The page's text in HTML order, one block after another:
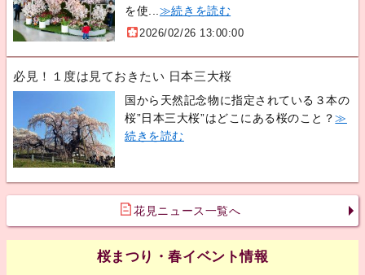
を使... ≫続きを読む
2026/02/26 13:00:00
必見！１度は見ておきたい 日本三大桜
国から天然記念物に指定されている３本の
桜”日本三大桜”はどこにある桜のこと？≫
続きを読む
花見ニュース一覧へ
桜まつり・春イベント情報